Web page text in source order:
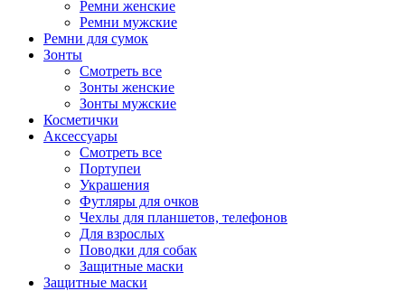
Ремни женские
Ремни мужские
Ремни для сумок
Зонты
Смотреть все
Зонты женские
Зонты мужские
Косметички
Аксессуары
Смотреть все
Портупеи
Украшения
Футляры для очков
Чехлы для планшетов, телефонов
Для взрослых
Поводки для собак
Защитные маски
Защитные маски